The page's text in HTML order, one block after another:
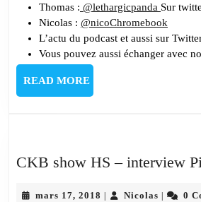
Thomas : @lethargicpanda Sur
Nicolas : @nicoChromebook
L’actu du podcast et aussi sur
Vous pouvez aussi échanger avec
READ MOREREAD
MORE
CKB show HS – interview
mars 17, 2018 mars
| NicolasNicolas
| 0